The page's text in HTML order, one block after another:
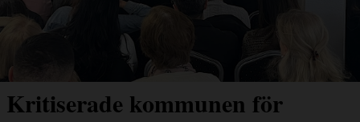
Kritiserade kommunen för